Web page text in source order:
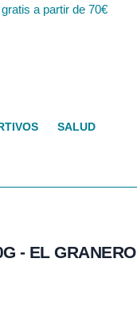
a partir de 70€
SALUD
- EL GRANERO